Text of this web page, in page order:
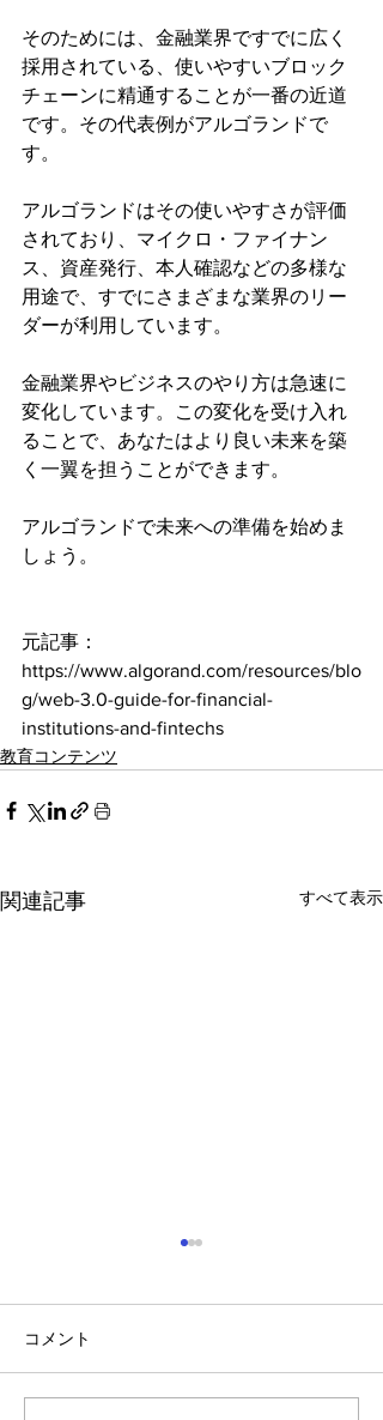
そのためには、金融業界ですでに広く
採用されている、使いやすいブロック
チェーンに精通することが一番の近道
です。その代表例がアルゴランドで
す。
アルゴランドはその使いやすさが評価
されており、マイクロ・ファイナン
ス、資産発行、本人確認などの多様な
用途で、すでにさまざまな業界のリー
ダーが利用しています。
金融業界やビジネスのやり方は急速に
変化しています。この変化を受け入れ
ることで、あなたはより良い未来を築
く一翼を担うことができます。
アルゴランドで未来への準備を始めま
しょう。
元記事：
https://www.algorand.com/resources/blo
g/web-3.0-guide-for-financial-
institutions-and-fintechs
教育コンテンツ
関連記事 すべて表示
コメント